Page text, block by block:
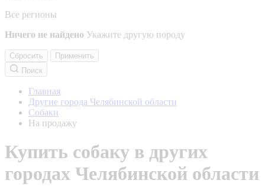
Все регионы
Ничего не найдено Укажите другую породу
Сбросить
Применить
Поиск
Главная
Другие города Челябинской области
Собаки
На продажу
Купить собаку в других
городах Челябинской области